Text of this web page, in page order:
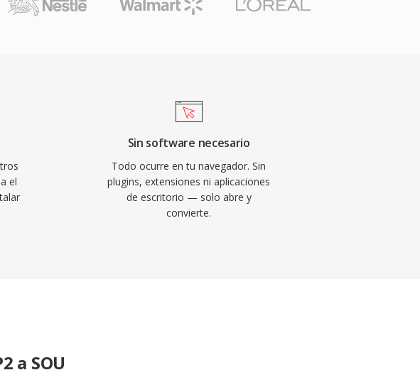
el
Sin software necesario
Todo ocurre en tu navegador. Sin
plugins, extensiones ni aplicaciones
de escritorio — solo abre y
convierte.
a SOU